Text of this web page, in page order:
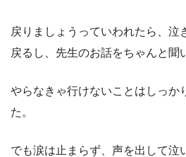
戻りましょうっていわれたら、泣
戻るし、先生のお話をちゃんと聞
やらなきゃ行けないことはしっか
た。
でも涙は止まらず、声を出して泣